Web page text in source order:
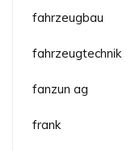
fahrzeugbau
fahrzeugtechnik
fanzun ag
frank